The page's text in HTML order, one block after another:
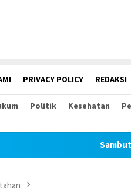
PRIVACY POLICY REDAKSI
Politik Kesehatan
Sambut HUT